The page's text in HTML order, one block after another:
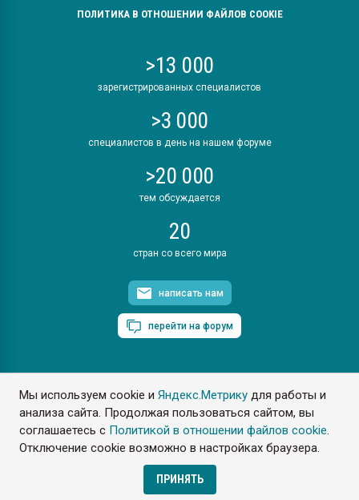
Мы используем cookie иЯндекс.Метрику для работы и
анализа сайта. Продолжая пользоваться сайтом, вы
соглашаетесь с Политикой в отношении файлов cookie.
Отключение cookie возможно в настройках браузера.
ПРИНЯТЬ
ПОЛИТИКА В ОТНОШЕНИИ ФАЙЛОВ COOKIE
>13 000
зарегистрированных специалистов
>3 000
специалистов в день на нашем форуме
>20 000
тем обсуждается
20
стран со всего мира
написать нам
перейти на форум
ПластЭксперт © 2006. Все права защищены
Разрешается копирование материалов сайта с обязательной
ссылкой на www.e-plastic.ru
Разработка сайта